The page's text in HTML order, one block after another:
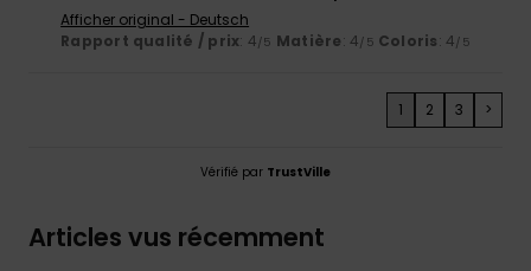
Afficher original - Deutsch
Rapport qualité / prix: 4/5 Matière: 4/5 Coloris: 4/5
1 2 3 >
Vérifié par TrustVille
Articles vus récemment